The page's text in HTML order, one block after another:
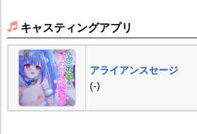
キャスティングアプリ
アライアンスセージ
(-)